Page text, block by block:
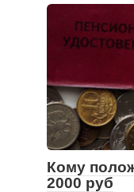
Кому
2000 руб